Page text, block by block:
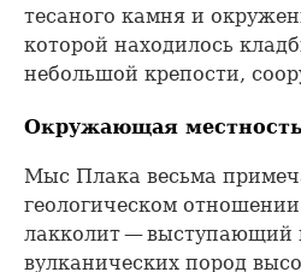
тесаного камня и
которой находилось
небольшой крепости,
Окружающая
Мыс Плака весьма
геологическом
лакколит — выступающий
вулканических пород